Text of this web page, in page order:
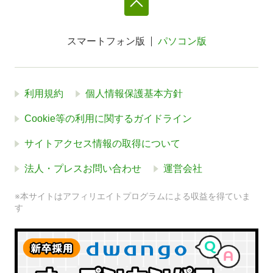
スマートフォン版 パソコン版
利用規約 個人情報保護基本方針
Cookie等の利用に関するガイドライン
サイトアクセス情報の取得について
法人・プレスお問い合わせ 運営会社
※本サイトはアフィリエイトプログラムによる収益を得ていま
す